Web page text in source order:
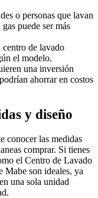
o personas que lavan
puede ser más
de lavado
el modelo.
una inversión
ahorrar en costos
y diseño
conocer las medidas
comprar. Si tienes
el Centro de Lavado
son ideales, ya
en una sola unidad